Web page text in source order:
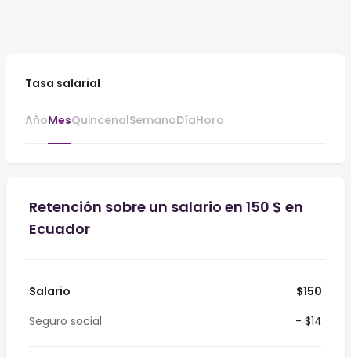
Tasa salarial
AñoMesQuincenalSemanaDíaHora
Retención sobre un salario en 150 $ en
Ecuador
Salario
$150
Seguro social
- $14